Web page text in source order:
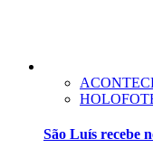
São Luís recebe